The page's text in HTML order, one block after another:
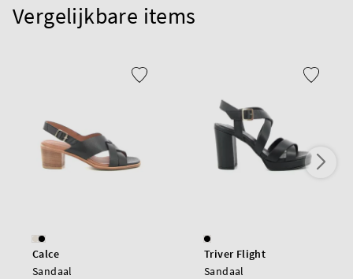
Vergelijkbare items
Calce
Sandaal
Triver Flight
Sandaal